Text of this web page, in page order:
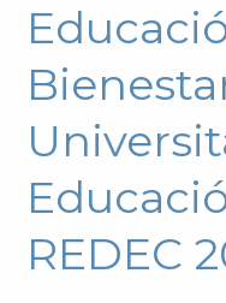
REDEC
Educación
Física
y
Bienestar
Universitario
en
Superior